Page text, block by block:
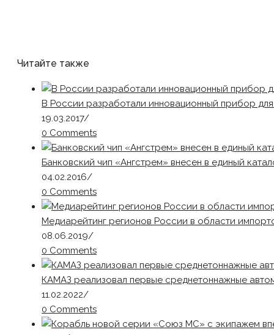
Читайте также
В России разработали инновационный прибор для
19.03.2017/
0 Comments
Банковский чип «Ангстрем» внесен в единый
04.02.2016/
0 Comments
Медиарейтинг регионов России в области
08.06.2019/
0 Comments
КАМАЗ реализовал первые среднетоннажные
11.02.2022/
0 Comments